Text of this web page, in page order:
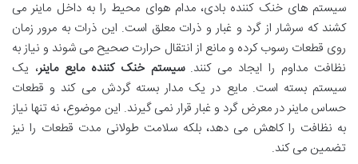
سیستم های خنک کننده بادی، مدام هوای محیط را به داخل ماینر می
کشند که سرشار از گرد و غبار و ذرات معلق است. این ذرات به مرور زمان
روی قطعات رسوب کرده و مانع از انتقال حرارت صحیح می شوند و نیاز به
نظافت مداوم را ایجاد می کنند.سیستم خنک کننده مایع ماینر، یک
سیستم بسته است. مایع در یک مدار بسته گردش می کند و قطعات
حساس ماینر در معرض گرد و غبار قرار نمی گیرند. این موضوع، نه تنها نیاز
به نظافت را کاهش می دهد، بلکه سلامت طولانی مدت قطعات را نیز
تضمین می کند.